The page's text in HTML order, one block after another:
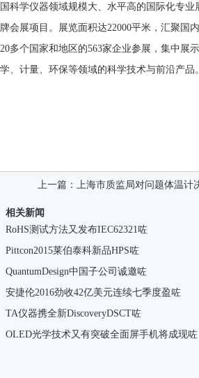
国科学仪器领域规模大、水平高的国际化专
牌会展项目。展览面积达22000平米，汇聚国
20多个国家和地区的563家企业参展，集中展
学、计量、环保等领域的科学技术与前沿产品。
上一篇： 上海市质监局对问题体温计
相关新闻
RoHS测试方法又发布IEC62321咗
Pittcon2015莱伯泰科新品HPS咗
QuantumDesign中国子公司诚邀咗
安捷伦2016劲收42亿美元连续七季度盈咗
TA仪器携全新DiscoveryDSCT咗
OLED光学技术又有突破全面屏手机将成现咗